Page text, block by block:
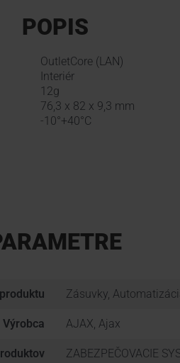
POPIS
OutletCore (LAN)
Interiér
12g
76,3 x 82 x 9,3 mm
-10°+40°C
Zásuvky,
Výrobca AJAX, Ajax
ZABEZPEČOVACIE